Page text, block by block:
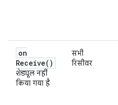
on
Receive( )
शेड्यूल नहीं
किया गया है
सभी
रिसीवर